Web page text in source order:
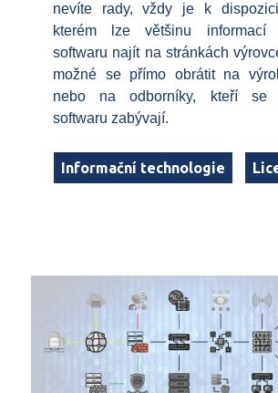
nevíte rady, vždy je k
kterém lze většinu informací
softwaru najít na stránkách
možné se přímo obrátit na
nebo na odborníky, kteří se
softwaru zabývají.
Informační technologie